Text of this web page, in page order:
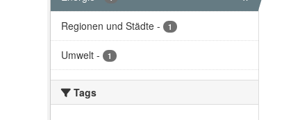
Regionen und Städte - 1
Umwelt - 1
Tags